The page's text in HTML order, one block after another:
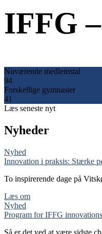
IFFG
Nuværende medlemstal
94
Forskellige gymnasier
41
Læs seneste nyt
Nyheder
Nyhed
Innovation i praksis: Stærke
To inspirerende dage på
Læs om
Nyhed
Program for IFFG
Så er det ved at være sidste